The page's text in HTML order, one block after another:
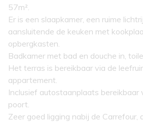
57m².
Er is een slaapkamer, een ruime
aansluitende de keuken met
opbergkasten.
Badkamer met bad en douche in,
Het terras is bereikbaar via de
appartement.
Inclusief autostaanplaats bereikbaar
poort.
Zeer goed ligging nabij de Carrefour,